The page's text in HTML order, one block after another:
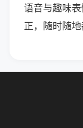
语音与趣味
正，随时随